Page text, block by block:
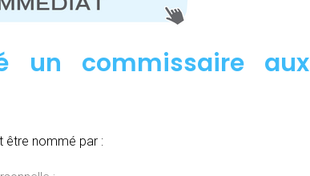
un commissaire aux
être nommé par :